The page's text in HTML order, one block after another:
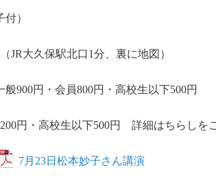
）
JR大久保駅北口1分、裏に地図）
900円・会員800円・高校生以下500円
円・高校生以下500円 詳細はちらしをご
7月23日松本妙子さん講演